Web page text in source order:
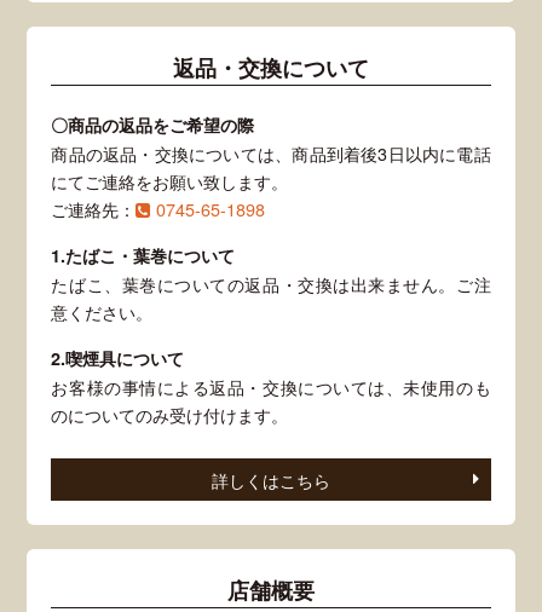
返品・交換について
〇商品の返品をご希望の際
商品の返品・交換については、商品到着後3日以内に電話
にてご連絡をお願い致します。
ご連絡先：
0745-65-1898
1.たばこ・葉巻について
たばこ、葉巻についての返品・交換は出来ません。ご注
意ください。
2.喫煙具について
お客様の事情による返品・交換については、未使用のも
のについてのみ受け付けます。
詳しくはこちら
店舗概要